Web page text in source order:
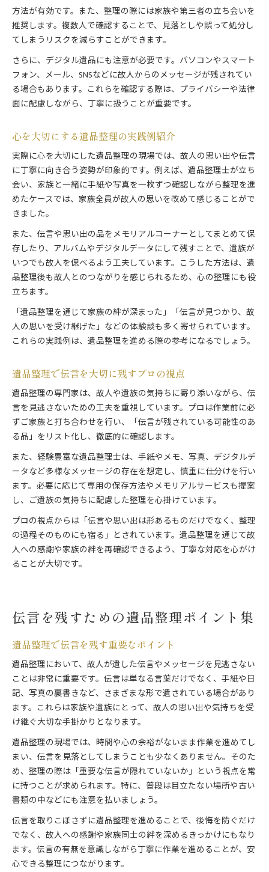
方法が有効です。また、整理の際には家族や第三者の立ち会いを
推奨します。複数人で確認することで、見落としや誤って処分し
てしまうリスクを減らすことができます。
さらに、デジタル遺品にも注意が必要です。パソコンやスマート
フォン、メール、SNSなどに故人からのメッセージが残されてい
る場合もあります。これらを確認する際は、プライバシーや法律
面に配慮しながら、丁寧に扱うことが重要です。
心を大切にする遺品整理の実践例紹介
実際に心を大切にした遺品整理の現場では、故人の思い出や伝言
に丁寧に向き合う姿勢が印象的です。例えば、遺品整理士が立ち
会い、家族と一緒に手紙や写真を一枚ずつ確認しながら整理を進
めたケースでは、家族全員が故人の思いを改めて感じることがで
きました。
また、伝言や思い出の品をメモリアルコーナーとしてまとめて保
存したり、アルバムやデジタルデータにして残すことで、遺族が
いつでも故人を偲べるよう工夫しています。こうした方法は、遺
品整理後も故人とのつながりを感じられるため、心の整理にも役
立ちます。
「遺品整理を通じて家族の絆が深まった」「伝言が見つかり、故
人の思いを受け継げた」などの体験談も多く寄せられています。
これらの実践例は、遺品整理を進める際の参考になるでしょう。
遺品整理で伝言を大切に残すプロの視点
遺品整理の専門家は、故人や遺族の気持ちに寄り添いながら、伝
言を見逃さないための工夫を重視しています。プロは作業前に必
ずご家族と打ち合わせを行い、「伝言が残されている可能性のあ
る品」をリスト化し、徹底的に確認します。
また、経験豊富な遺品整理士は、手紙やメモ、写真、デジタルデ
ータなど多様なメッセージの存在を想定し、慎重に仕分けを行い
ます。必要に応じて専用の保存方法やメモリアルサービスも提案
し、ご遺族の気持ちに配慮した整理を心掛けています。
プロの視点からは「伝言や思い出は形あるものだけでなく、整理
の過程そのものにも宿る」とされています。遺品整理を通じて故
人への感謝や家族の絆を再確認できるよう、丁寧な対応を心がけ
ることが大切です。
伝言を残すための遺品整理ポイント集
遺品整理で伝言を残す重要なポイント
遺品整理において、故人が遺した伝言やメッセージを見逃さない
ことは非常に重要です。伝言は単なる言葉だけでなく、手紙や日
記、写真の裏書きなど、さまざまな形で遺されている場合があり
ます。これらは家族や遺族にとって、故人の思い出や気持ちを受
け継ぐ大切な手掛かりとなります。
遺品整理の現場では、時間や心の余裕がないまま作業を進めてし
まい、伝言を見落としてしまうことも少なくありません。そのた
め、整理の際は「重要な伝言が隠れていないか」という視点を常
に持つことが求められます。特に、普段は目立たない場所や古い
書類の中などにも注意を払いましょう。
伝言を取りこぼさずに遺品整理を進めることで、後悔を防ぐだけ
でなく、故人への感謝や家族同士の絆を深めるきっかけにもなり
ます。伝言の有無を意識しながら丁寧に作業を進めることが、安
心できる整理につながります。